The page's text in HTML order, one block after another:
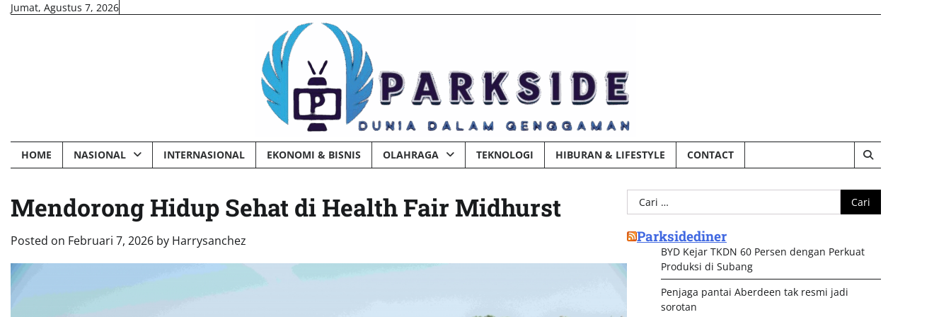
SkipJumat, Agustus 7, 2026
HOME NASIONAL INTERNASIONAL EKONOMI & BISNIS OLAHRAGA TEKNOLOGI HIBURAN & LIFESTYLE CONTACT
Mendorong Hidup Sehat di Health Fair Midhurst
Posted on Februari 7, 2026 by Harrysanchez
Cari
untuk:
Parksidediner
BYD Kejar TKDN 60 Persen dengan Perkuat
Produksi di Subang
Penjaga pantai Aberdeen tak resmi jadi
sorotan